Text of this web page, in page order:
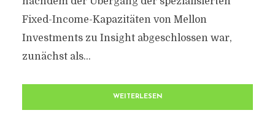
Fixed-Income-Kapazitäten von Mellon
Investments zu Insight abgeschlossen war,
zunächst als...
WEITERLESEN